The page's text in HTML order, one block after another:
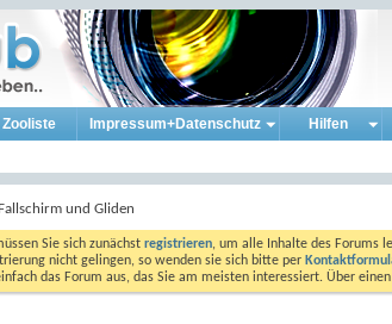
Zooliste Impressum+Datenschutz Hilfen
und Gliden
Sie sich zunächst registrieren, um alle Inhalte des Forums
nicht gelingen, so wenden sie sich bitte per
das Forum aus, das Sie am meisten interessiert. Über